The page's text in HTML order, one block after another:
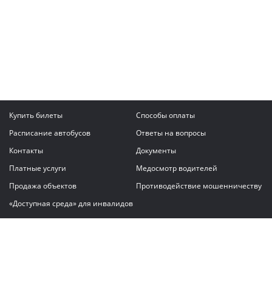
Купить билеты
Способы оплаты
Расписание автобусов
Ответы на вопросы
Контакты
Документы
Платные услуги
Медосмотр водителей
Продажа объектов
Противодействие мошенничеству
«Доступная среда» для инвалидов